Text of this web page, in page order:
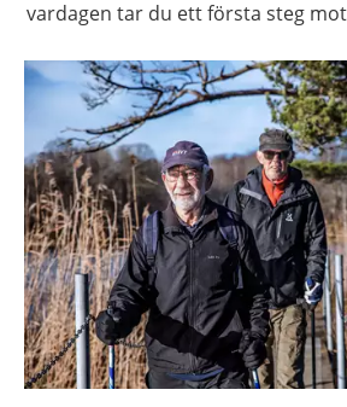
vardagen tar du ett första steg